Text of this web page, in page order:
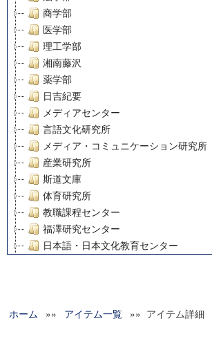
商学部
医学部
理工学部
湘南藤沢
薬学部
日吉紀要
メディアセンター
言語文化研究所
メディア・コミュニケーション研究所
産業研究所
斯道文庫
体育研究所
教職課程センター
福澤研究センター
日本語・日本文化教育センター
グローバルリサーチインスティテュート
ホーム »» アイテム一覧 »» アイテム詳細